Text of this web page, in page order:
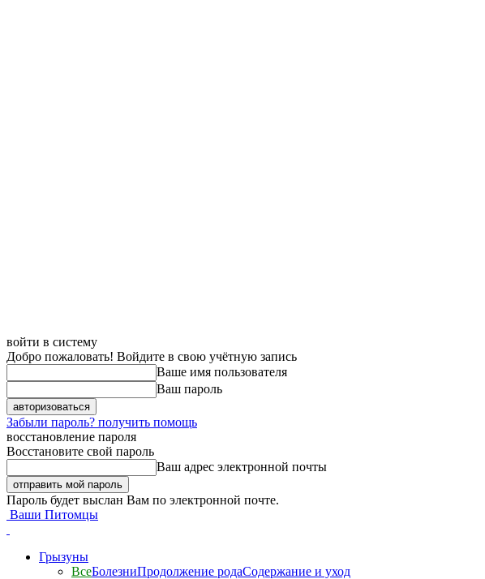
войти в систему
Добро пожаловать! Войдите в свою учётную запись
Ваше имя пользователя
Ваш пароль
Забыли пароль? получить помощь
восстановление пароля
Восстановите свой пароль
Ваш адрес электронной почты
Пароль будет выслан Вам по электронной почте.
Ваши Питомцы
Грызуны
ВсеБолезниПродолжение родаСодержание и уход